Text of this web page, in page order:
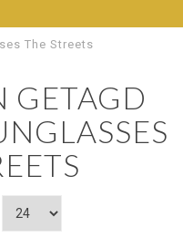
The Streets
GETAGD